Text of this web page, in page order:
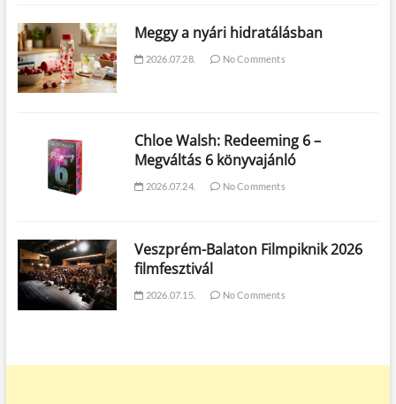
Meggy a nyári hidratálásban
2026.07.28. No Comments
Chloe Walsh: Redeeming 6 –
Megváltás 6 könyvajánló
2026.07.24. No Comments
Veszprém-Balaton Filmpiknik 2026
filmfesztivál
2026.07.15. No Comments